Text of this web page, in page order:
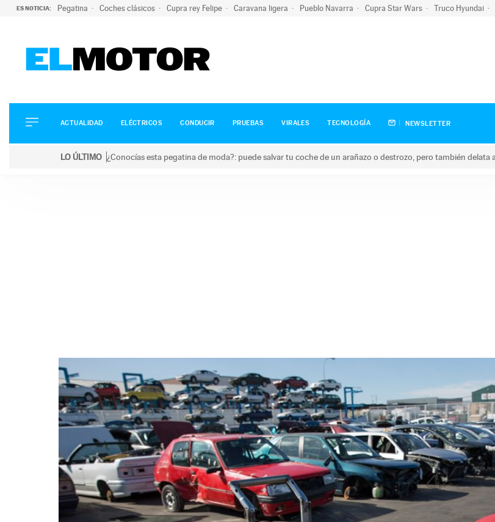
ES NOTICIA: Pegatina Coches clásicos Cupra rey Felipe Caravana ligera Pueblo Navarra Cupra Star Wars Truco Hyundai
ELÉCTRICOS
CONDUCIR
ACTUALIDAD ELÉCTRICOS CONDUCIR PRUEBAS VIRALES TECNOLOGÍA NEWSLETTER
LO ÚLTIMO ¿Conocías esta pegatina de moda?: puede salvar tu coche de un arañazo o destrozo, pero también delata